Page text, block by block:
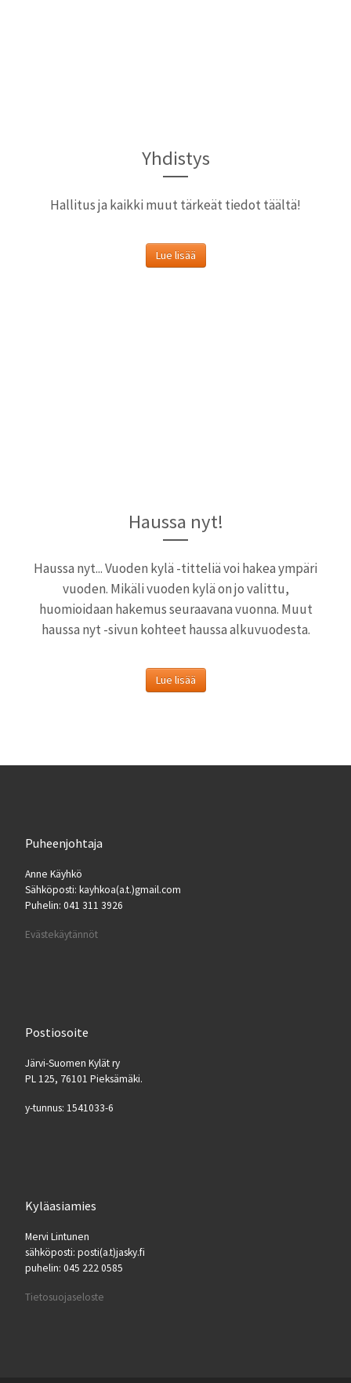
Yhdistys
Hallitus ja kaikki muut tärkeät tiedot täältä!
Lue lisää
Haussa nyt!
Haussa nyt... Vuoden kylä -titteliä voi hakea ympäri
vuoden. Mikäli vuoden kylä on jo valittu,
huomioidaan hakemus seuraavana vuonna. Muut
haussa nyt -sivun kohteet haussa alkuvuodesta.
Lue lisää
Puheenjohtaja
Anne Käyhkö
Sähköposti: kayhkoa(a.t.)gmail.com
Puhelin: 041 311 3926
Evästekäytännöt
Postiosoite
Järvi-Suomen Kylät ry
PL 125, 76101 Pieksämäki.
y-tunnus: 1541033-6
Kyläasiamies
Mervi Lintunen
sähköposti: posti(a.t)jasky.fi
puhelin: 045 222 0585
Tietosuojaseloste